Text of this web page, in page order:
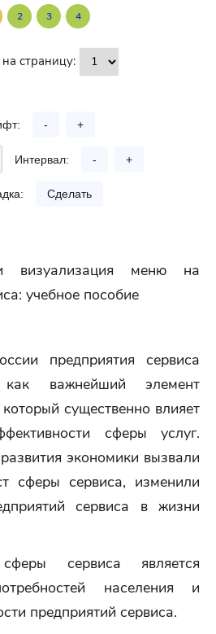
2 3 4
страницу:
- +
Интервал: - +
Сделать
визуализация меню на
учебное пособие
предприятия сервиса
как важнейший элемент
существенно влияет
сферы услуг.
экономики вызвали
сферы сервиса, изменили
сервиса в жизни
сервиса является
населения и
предприятий сервиса.